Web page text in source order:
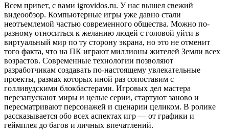
Всем привет, с вами igrovidos.ru. У нас вышел свежий
видеообзор. Компьютерные игры уже давно стали
неотъемлемой частью современного общества. Можно по-
разному относиться к желанию людей с головой уйти в
виртуальный мир по ту сторону экрана, но это не отменит
того факта, что на ПК играют миллионы жителей Земли всех
возрастов. Современные технологии позволяют
разработчикам создавать по-настоящему увлекательные
проекты, размах которых иной раз сопоставим с
голливудскими блокбастерами. Игровых дел мастера
перезапускают миры и целые серии, стартуют заново и
пересматривают персонажей и сценарии целиком. В ролике
рассказывается обо всех аспектах игр — от графики и
геймплея до багов и личных впечатлений.